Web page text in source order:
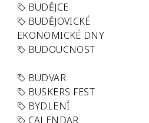
BUDĚJCE
BUDĚJOVICKÉ
EKONOMICKÉ DNY
BUDOUCNOST
BUDVAR
BUSKERS FEST
BYDLENÍ
CALENDAR